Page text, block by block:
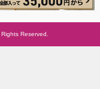
Rights Reserved.